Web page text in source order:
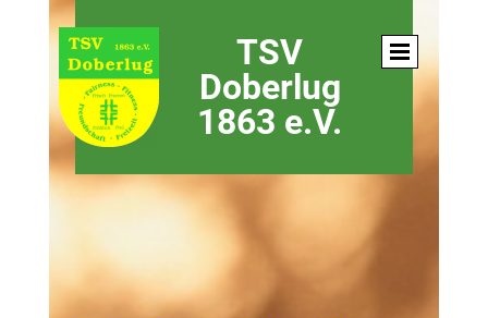
TSV
Doberlug
1863 e.V.